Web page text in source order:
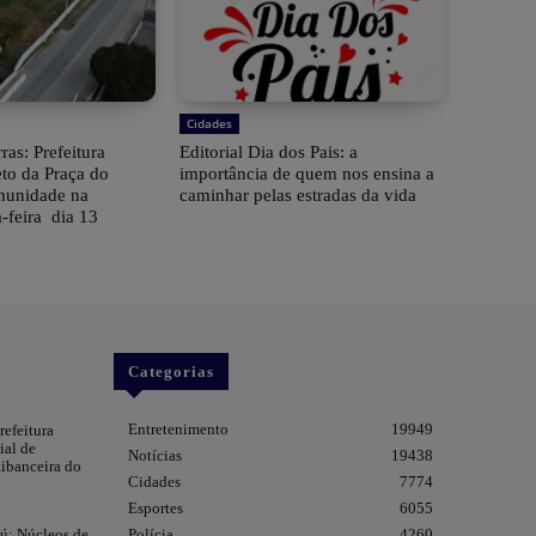
Prefeitura
da Praça do
na
feira dia 13
Cidades
Editorial Dia dos Pais: a
importância de quem nos ensina a
caminhar pelas estradas da vida
de
do
Categorias
Entretenimento
19949
Notícias
19438
Cidades
7774
Esportes
6055